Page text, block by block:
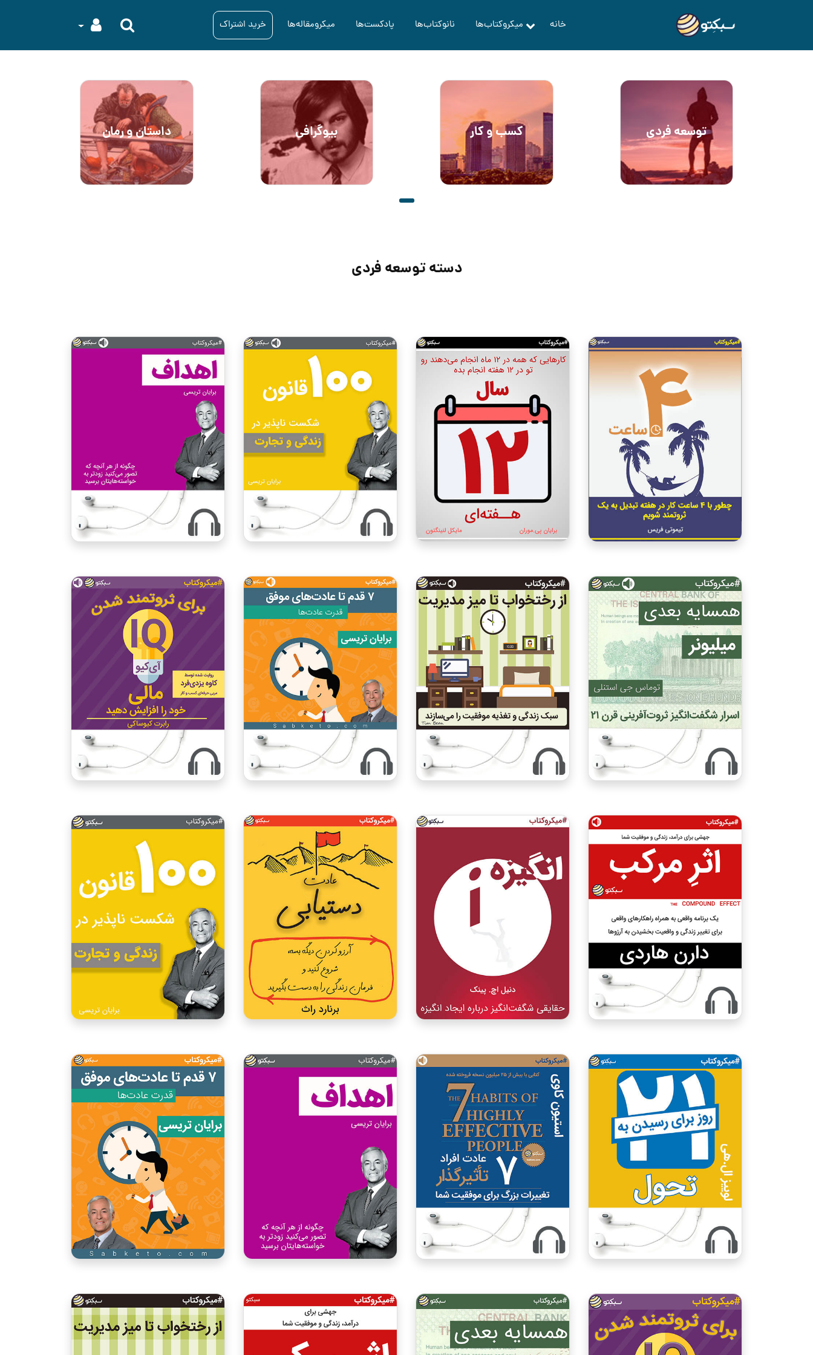
خانه میکروکتاب‌ها نانوکتاب‌ها پادکست‌ها میکرومقاله‌ها خرید اشتراک
توسعه فردی کسب و کار بیوگرافی داستان و رمان
دسته توسعه فردی